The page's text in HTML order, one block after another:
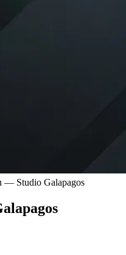
— Studio Galapagos